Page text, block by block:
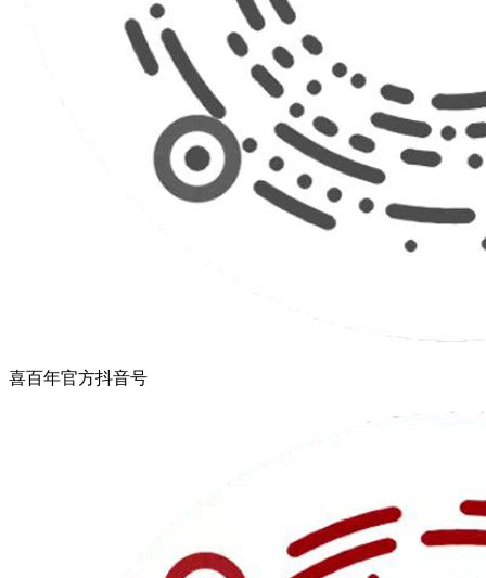
喜百年官方抖音号